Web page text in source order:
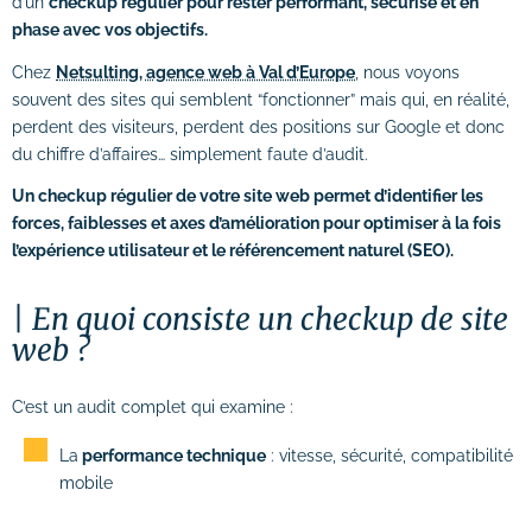
# Référencement naturel (SEO)
# Référencement payant (SEA)
# Community management (SMO)
# Publicité réseaux sociaux (SMA)
# Graphisme print
phase avec vos objectifs.
Chez Netsulting, agence web à Val d’Europe , nous voyons
souvent des sites qui semblent “fonctionner” mais qui, en réalité,
perdent des visiteurs, perdent des positions sur Google et donc
du chiffre d’affaires… simplement faute d’audit.
Un checkup régulier de votre site web permet d’identifier les
forces, faiblesses et axes d’amélioration pour optimiser à la fois
l’expérience utilisateur et le référencement naturel (SEO).
En quoi consiste un checkup de site
web ?
C’est un audit complet qui examine :
La performance technique : vitesse, sécurité, compatibilité
mobile